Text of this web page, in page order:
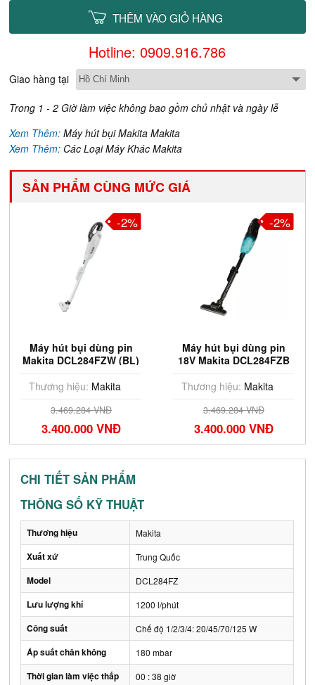
THÊM VÀO GIỎ HÀNG
Hotline: 0909.916.786
Giao hàng tại
Trong 1 - 2 Giờ làm việc không bao gồm chủ nhật và ngày lễ
Xem Thêm:Máy hút bụi Makita Makita
Xem Thêm: Các Loại Máy Khác Makita
SẢN PHẨM CÙNG MỨC GIÁ
Máy hút bụi dùng pin
Makita DCL284FZW (BL)
Thương hiệu: Makita
3.469.284 VNĐ
3.400.000 VNĐ
-2%
Máy hút bụi dùng pin
18V Makita DCL284FZB
Thương hiệu: Makita
3.469.284 VNĐ
3.400.000 VNĐ
-2%
CHI TIẾT SẢN PHẨM
THÔNG SỐ KỸ THUẬT
Thương hiệu Makita
Xuất xứ Trung Quốc
Model DCL284FZ
Lưu lượng khí 1200 l/phút
Công suất Chế độ 1/2/3/4: 20/45/70/125 W
Áp suất chân không 180 mbar
Thời gian làm việc thấp
00 : 38 giờ